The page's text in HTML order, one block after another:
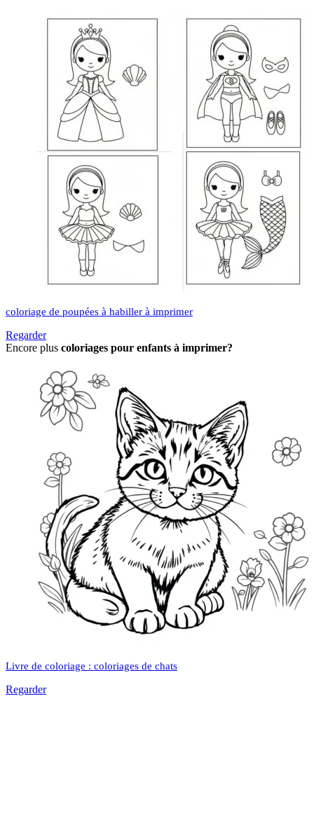
coloriage de poupées à habiller à imprimer
Regarder
Encore plus coloriages pour enfants à imprimer?
Livre de coloriage : coloriages de chats
Regarder